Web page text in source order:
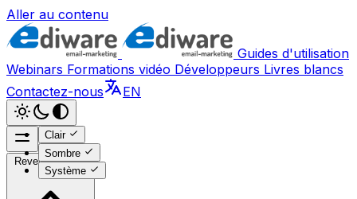
Aller au contenu
Guides d'utilisation
Webinars Formations vidéo Développeurs Livres blancs
Contactez-nous
EN
Clair
Sombre
Système
Revenir en haut